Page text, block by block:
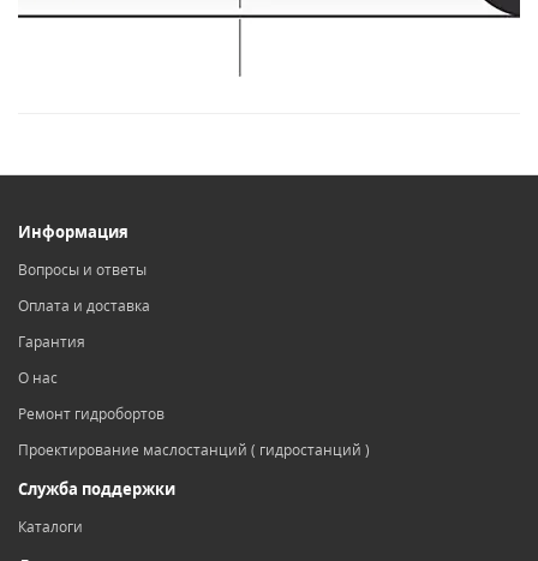
Информация
Вопросы и ответы
Оплата и доставка
Гарантия
О нас
Ремонт гидробортов
Проектирование маслостанций ( гидростанций )
Служба поддержки
Каталоги